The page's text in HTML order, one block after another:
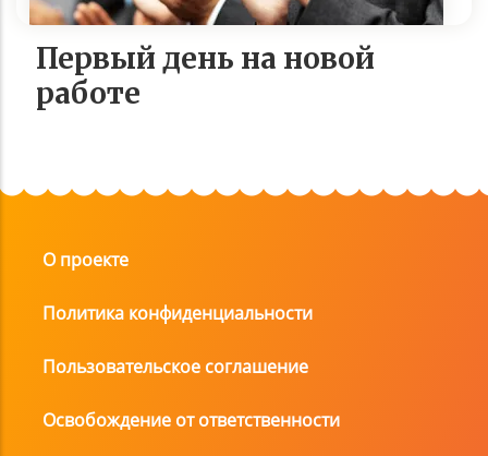
Первый день на новой
работе
О проекте
Политика конфиденциальности
Пользовательское соглашение
Освобождение от ответственности